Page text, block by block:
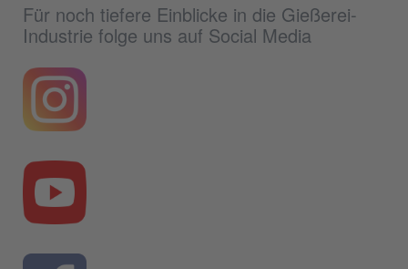
Für noch tiefere Einblicke in die Gießerei-
Industrie folge uns auf Social Media